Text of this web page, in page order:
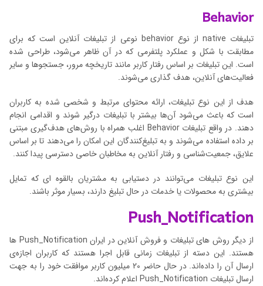
Behavior
تبلیغات native از نوع behavior نوعی از تبلیغات آنلاین است که برای
مطابقت با شکل و عملکرد پلتفرمی که در آن ظاهر می‌شود، طراحی شده
است. این تبلیغات بر اساس رفتار کاربر مانند تاریخچه مرور، جستجوها و سایر
فعالیت‌های آنلاین، هدف گذاری می‌شوند.
هدف از این نوع تبلیغات، ارائه محتوای مرتبط و شخصی شده به کاربران
است که باعث می‌شود آن‌ها بیشتر با تبلیغات درگیر شوند و اقدامی انجام
دهند. در واقع تبلیغات Behavior اغلب همراه با روش‌های هدف‌گیری مبتنی
بر داده استفاده می‌شوند و به تبلیغ‌کنندگان این امکان را می‌دهند تا بر اساس
علایق، جمعیت‌شناسی و رفتار آنلاین به مخاطبان خاصی دسترسی پیدا کنند.
این نوع تبلیغات می‌توانند در دستیابی به مشتریان بالقوه ای که تمایل
بیشتری به محصولات یا خدمات در حال تبلیغ دارند، بسیار موثر باشند.
Push_Notification
از دیگر روش های تبلیغات و فروش آنلاین در ایران Push_Notification ها
هستند. این دسته از تبلیغات زمانی قابل اجرا هستند که کاربران اجازه‌ی
ارسال آن را داده‌اند. در حال حاضر 20 میلیون کاربر موافقت خود را به جهت
ارسال تبلیغات Push_Notification اعلام کرده‌اند.